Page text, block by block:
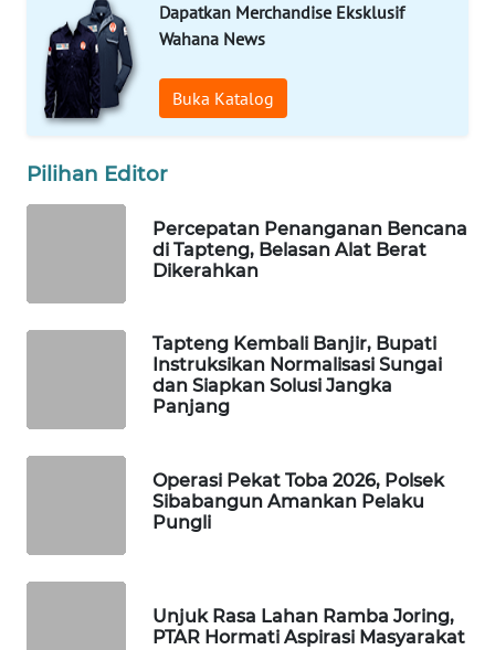
Dapatkan Merchandise Eksklusif
Wahana News
Buka Katalog
Pilihan Editor
Percepatan Penanganan Bencana
di Tapteng, Belasan Alat Berat
Dikerahkan
Tapteng Kembali Banjir, Bupati
Instruksikan Normalisasi Sungai
dan Siapkan Solusi Jangka
Panjang
Operasi Pekat Toba 2026, Polsek
Sibabangun Amankan Pelaku
Pungli
Unjuk Rasa Lahan Ramba Joring,
PTAR Hormati Aspirasi Masyarakat
WALINKI
ID
MAWAKA
ID
WATCH